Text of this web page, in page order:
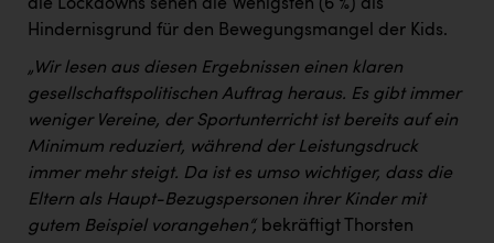
die Lockdowns sehen die Wenigsten (6 %) als
Hindernisgrund für den Bewegungsmangel der Kids.
„Wir lesen aus diesen Ergebnissen einen klaren
gesellschaftspolitischen Auftrag heraus. Es gibt immer
weniger Vereine, der Sportunterricht ist bereits auf ein
Minimum reduziert, während der Leistungsdruck
immer mehr steigt. Da ist es umso wichtiger, dass die
Eltern als Haupt-Bezugspersonen ihrer Kinder mit
gutem Beispiel vorangehen“, bekräftigt Thorsten